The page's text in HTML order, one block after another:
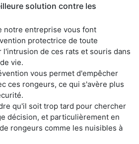
solution contre les
notre entreprise vous font
protectrice de toute
de ces rats et souris dans
vie.
vous permet d'empêcher
ces rongeurs, ce qui s'avère plus
qu'il soit trop tard pour chercher
décision, et particulièrement en
rongeurs comme les nuisibles à